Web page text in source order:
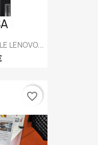
LENOVO...
favorite_border